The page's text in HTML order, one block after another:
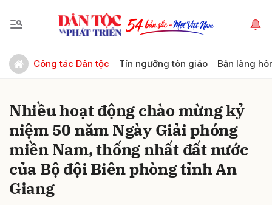
Công tác Dân tộc Tín ngưỡng tôn giáo Bản làng
Nhiều hoạt động chào mừng kỷ
niệm 50 năm Ngày Giải phóng
miền Nam, thống nhất đất nước
của Bộ đội Biên phòng tỉnh An
Giang
Gửi bình luận